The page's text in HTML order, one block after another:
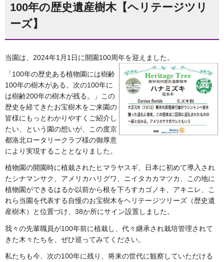
100年の歴史遺産樹木【ヘリテージツリ
ーズ】
当園は、2024年1月1日に開園100周年を迎えました。
「100年の歴史ある植物園には樹齢
100年の樹木がある。次の100年に
は樹齢200年の樹木が残る。」この
歴史を経てきたお宝樹木をご来園の
皆様にもっとわかりやすくご紹介し
たい、という園の想いが、この度京
都洛北ロータリークラブ様の御厚意
により実現することとなりました。
植物園の開園時に植栽されたヒマラヤスギ、日本に初めて導入され
たシナマンサク、アメリカハリグワ、ニイタカカマツカ、この地に
植物園ができるはるか以前から根を下ろすカゴノキ、アキニレ、こ
れら当園を代表する自慢のお宝樹木をヘリテージツリーズ（歴史遺
産樹木）と位置づけ、38か所にサイン設置しました。
我々の先輩職員が100年前に植栽し、代々継承され栽培管理されて
きた木々たちを、ぜひ巡ってみてください。
私たちも今、次の100年に残り、将来の世代に観察していただける